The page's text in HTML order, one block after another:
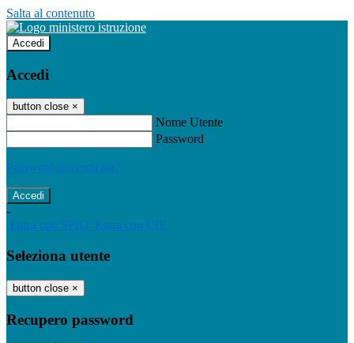
Salta al contenuto
Accedi
Accedi
button close ×
Nome Utente
Password
Password dimenticata?
-
Entra con SPID Entra con CIE
Seleziona utente
button close ×
Recupero password